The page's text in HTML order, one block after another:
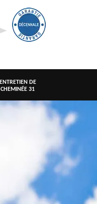
ENTRETIEN DE
CHEMINÉE 31